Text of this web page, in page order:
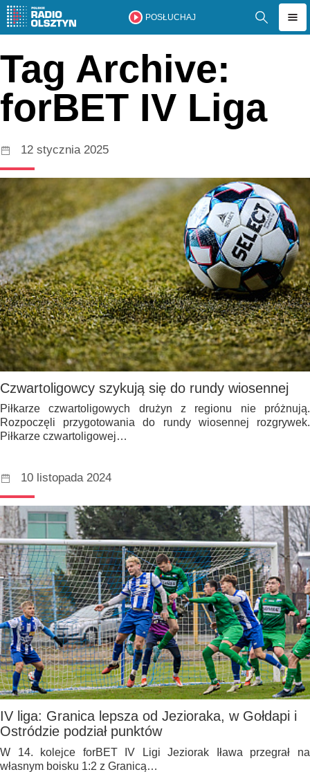
POSŁUCHAJ
Tag Archive:
forBET IV Liga
12 stycznia 2025
Czwartoligowcy szykują się do rundy wiosennej
Piłkarze czwartoligowych drużyn z regionu nie próżnują.
Rozpoczęli przygotowania do rundy wiosennej rozgrywek.
Piłkarze czwartoligowej…
10 listopada 2024
IV liga: Granica lepsza od Jezioraka, w Gołdapi i
Ostródzie podział punktów
W 14. kolejce forBET IV Ligi Jeziorak Iława przegrał na
własnym boisku 1:2 z Granicą…